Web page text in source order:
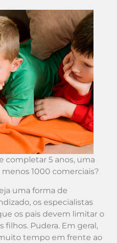
completar 5 anos, uma
1000 comerciais?
uma forma de
os especialistas
os pais devem limitar o
Pudera. Em geral,
tempo em frente ao